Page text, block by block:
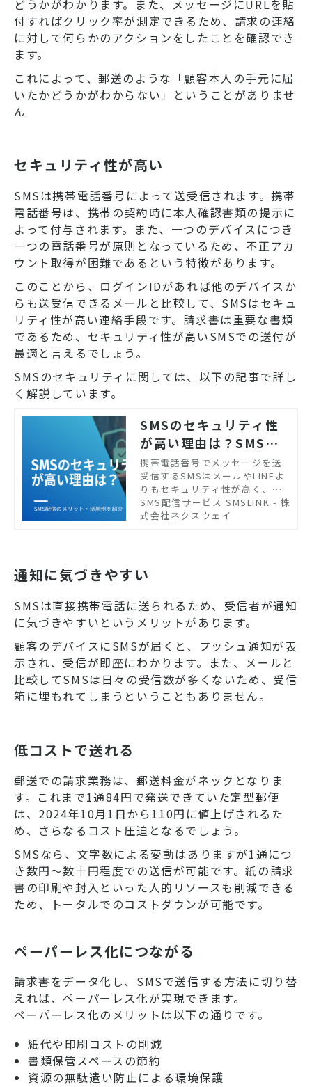
どうかがわかります。また、メッセージにURLを貼
付すればクリック率が測定できるため、請求の連絡
に対して何らかのアクションをしたことを確認でき
ます。
これによって、郵送のような「顧客本人の手元に届
いたかどうかがわからない」ということがありませ
ん
セキュリティ性が高い
SMSは携帯電話番号によって送受信されます。携帯
電話番号は、携帯の契約時に本人確認書類の提示に
よって付与されます。また、一つのデバイスにつき
一つの電話番号が原則となっているため、不正アカ
ウント取得が困難であるという特徴があります。
このことから、ログインIDがあれば他のデバイスか
らも送受信できるメールと比較して、SMSはセキュ
リティ性が高い連絡手段です。請求書は重要な書類
であるため、セキュリティ性が高いSMSでの送付が
最適と言えるでしょう。
SMSのセキュリティに関しては、以下の記事で詳し
く解説しています。
SMSのセキュリティ性
が高い理由は？SMS配
信のメリット・活用例を
紹介
携帯電話番号でメッセージを送
受信するSMSはメールやLINEよ
りもセキュリティ性が高く、督
促や予約リマインドなどの場面
で活用されています。SMSで企
SMS配信サービス SMSLINK - 株
式会社ネクスウェイ
通知に気づきやすい
SMSは直接携帯電話に送られるため、受信者が通知
に気づきやすいというメリットがあります。
顧客のデバイスにSMSが届くと、プッシュ通知が表
示され、受信が即座にわかります。また、メールと
比較してSMSは日々の受信数が多くないため、受信
箱に埋もれてしまうということもありません。
低コストで送れる
郵送での請求業務は、郵送料金がネックとなりま
す。これまで1通84円で発送できていた定型郵便
は、2024年10月1日から110円に値上げされるた
め、さらなるコスト圧迫となるでしょう。
SMSなら、文字数による変動はありますが1通につ
き数円〜数十円程度での送信が可能です。紙の請求
書の印刷や封入といった人的リソースも削減できる
ため、トータルでのコストダウンが可能です。
ペーパーレス化につながる
請求書をデータ化し、SMSで送信する方法に切り替
えれば、ペーパーレス化が実現できます。
ペーパーレス化のメリットは以下の通りです。
紙代や印刷コストの削減
書類保管スペースの節約
資源の無駄遣い防止による環境保護